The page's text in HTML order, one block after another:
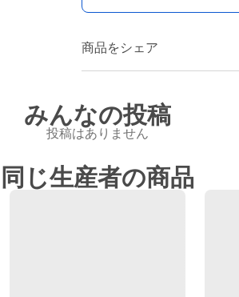
商品をシェア
みんなの投稿
投稿はありません
同じ生産者の商品